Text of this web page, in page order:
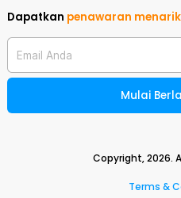
Dapatkan penawaran menarik
Email Anda
Mulai
Copyright,2026.
Terms &